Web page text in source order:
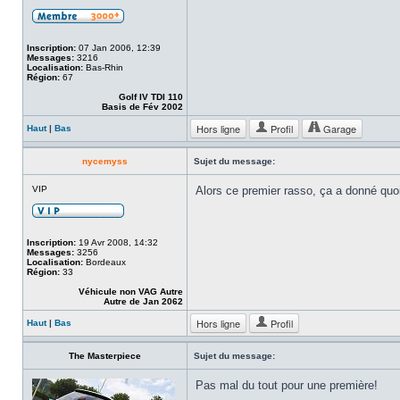
Inscription: 07 Jan 2006, 12:39
Messages: 3216
Localisation: Bas-Rhin
Région: 67
Golf IV TDI 110
Basis de Fév 2002
Haut| Bas Hors ligne Profil Garage
nycemyss Sujet du message:
VIP
Inscription: 19 Avr 2008, 14:32
Messages: 3256
Localisation: Bordeaux
Région: 33
Véhicule non VAG Autre
Autre de Jan 2062
Alors ce premier rasso, ça a donné
Haut| Bas Hors ligne Profil
The Masterpiece Sujet du message:
Pas mal du tout pour une première!